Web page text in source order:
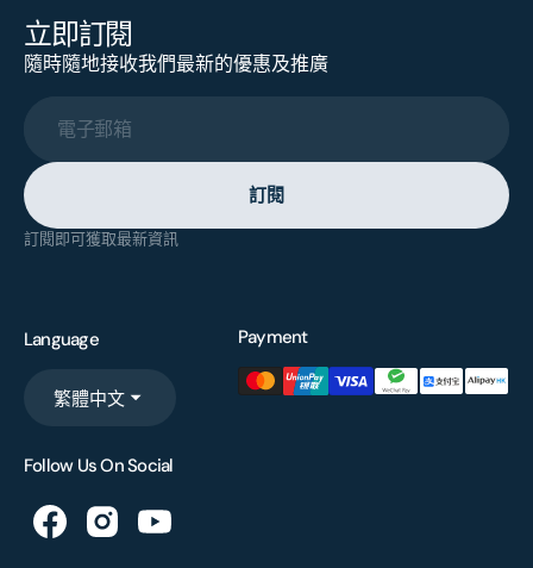
立即訂閱
隨時隨地接收我們最新的優惠及推廣
電子郵箱
訂閱
訂閱即可獲取最新資訊
Language
繁體中文
Payment
Follow Us On Social